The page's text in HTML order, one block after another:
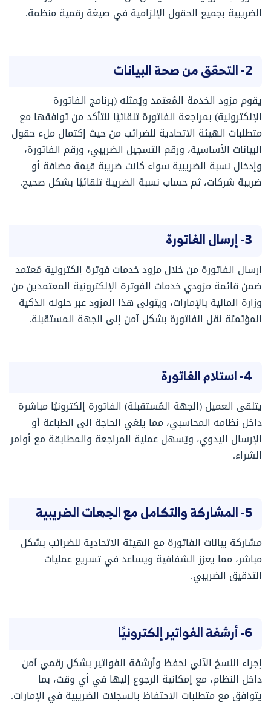
الضريبية بجميع الحقول الإلزامية في صيغة رقمية منظمة.
2- التحقق من صحة البيانات
يقوم مزود الخدمة المُعتمد ويُمثله (برنامج الفاتورة
الإلكترونية) بمراجعة الفاتورة تلقائيًا للتأكد من توافقها مع
متطلبات الهيئة الاتحادية للضرائب من حيث إكتمال ملء حقول
البيانات الأساسية، ورقم التسجيل الضريبي، ورقم الفاتورة،
وإدخال نسبة الضريبية سواء كانت ضريبة قيمة مضافة أو
ضريبة شركات، ثم حساب نسبة الضريبة تلقائيًا بشكل صحيح.
3- إرسال الفاتورة
إرسال الفاتورة من خلال مزود خدمات فوترة إلكترونية مُعتمد
ضمن قائمة مزودي خدمات الفوترة الإلكترونية المعتمدين من
وزارة المالية بالإمارات، ويتولى هذا المزود عبر حلوله الذكية
المؤتمتة نقل الفاتورة بشكل آمن إلى الجهة المستقبلة.
4- استلام الفاتورة
يتلقى العميل (الجهة المُستقبلة) الفاتورة إلكترونيًا مباشرة
داخل نظامه المحاسبي، مما يلغي الحاجة إلى الطباعة أو
الإرسال اليدوي، ويُسهل عملية المراجعة والمطابقة مع أوامر
الشراء.
5- المشاركة والتكامل مع الجهات الضريبية
مشاركة بيانات الفاتورة مع الهيئة الاتحادية للضرائب بشكل
مباشر، مما يعزز الشفافية ويساعد في تسريع عمليات
التدقيق الضريبي.
6- أرشفة الفواتير إلكترونيًا
إجراء النسخ الآلي لحفظ وأرشفة الفواتير بشكل رقمي آمن
داخل النظام، مع إمكانية الرجوع إليها في أي وقت، بما
يتوافق مع متطلبات الاحتفاظ بالسجلات الضريبية في الإمارات.